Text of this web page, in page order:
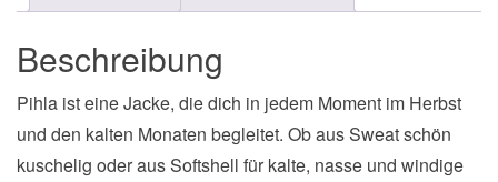
Beschreibung
Pihla ist eine Jacke, die dich in jedem Moment im Herbst
und den kalten Monaten begleitet. Ob aus Sweat schön
kuschelig oder aus Softshell für kalte, nasse und windige